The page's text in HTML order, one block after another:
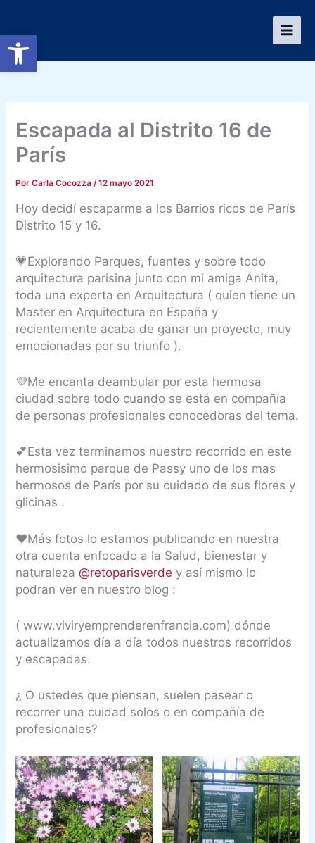
Abrir barra de herramientas
contenido
Escapada al Distrito 16 de
París
PorCarla Cocozza/12 mayo 2021
Hoy decidí escaparme a los Barrios ricos de París
Distrito 15 y 16.
💗Explorando Parques, fuentes y sobre todo
arquitectura parisina junto con mi amiga Anita,
toda una experta en Arquitectura ( quien tiene un
Master en Arquitectura en España y
recientemente acaba de ganar un proyecto, muy
emocionadas por su triunfo ).
💜Me encanta deambular por esta hermosa
ciudad sobre todo cuando se está en compañía
de personas profesionales conocedoras del tema.
💕Esta vez terminamos nuestro recorrido en este
hermosisimo parque de Passy uno de los mas
hermosos de París por su cuidado de sus flores y
glicinas .
❤Más fotos lo estamos publicando en nuestra
otra cuenta enfocado a la Salud, bienestar y
naturaleza@retoparisverde y así mismo lo
podran ver en nuestro blog :
( www.viviryemprenderenfrancia.com) dónde
actualizamos día a día todos nuestros recorridos
y escapadas.
¿ O ustedes que piensan, suelen pasear o
recorrer una cuidad solos o en compañía de
profesionales?